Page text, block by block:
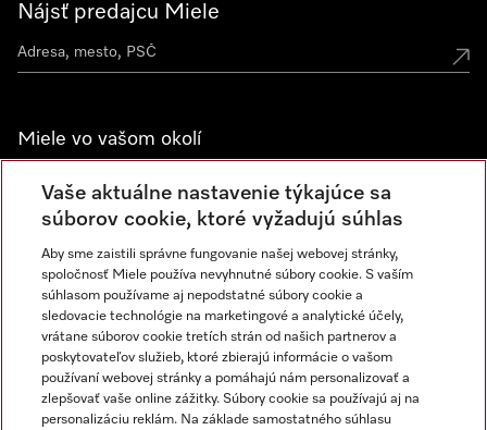
Nájsť predajcu Miele
Miele vo vašom okolí
Spoznajte predajne Miele
Newsletter
Vaše aktuálne nastavenie týkajúce sa
súborov cookie, ktoré vyžadujú súhlas
Aby sme zaistili správne fungovanie našej webovej stránky,
spoločnosť Miele používa nevyhnutné súbory cookie. S vaším
súhlasom používame aj nepodstatné súbory cookie a
sledovacie technológie na marketingové a analytické účely,
vrátane súborov cookie tretích strán od našich partnerov a
poskytovateľov služieb, ktoré zbierajú informácie o vašom
používaní webovej stránky a pomáhajú nám personalizovať a
zlepšovať vaše online zážitky. Súbory cookie sa používajú aj na
personalizáciu reklám. Na základe samostatného súhlasu